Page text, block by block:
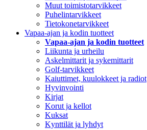
Muut toimistotarvikkeet
Puhelintarvikkeet
Tietokonetarvikkeet
Vapaa-ajan ja kodin tuotteet
Vapaa-ajan ja kodin tuotteet
Liikunta ja urheilu
Askelmittarit ja sykemittarit
Golf-tarvikkeet
Kaiuttimet, kuulokkeet ja radiot
Hyvinvointi
Kirjat
Korut ja kellot
Kuksat
Kynttilät ja lyhdyt